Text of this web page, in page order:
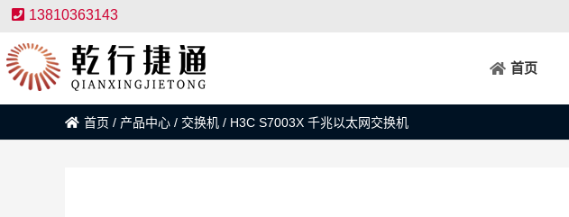
13810363143
首页
首页 / 产品中心 / 交换机 / H3C S7003X 千兆以太网交换机